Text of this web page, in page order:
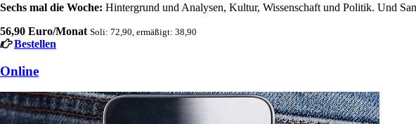
Sechs mal die Woche: Hintergrund und Analysen, Kultur, Wissenschaft und Politik. Und
56,90 Euro/Monat Soli: 72,90, ermäßigt: 38,90
Bestellen
Online